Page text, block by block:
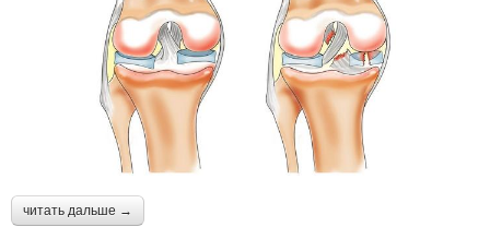
читать дальше →